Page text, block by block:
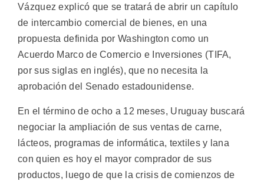
Vázquez explicó que se tratará de abrir un capítulo
de intercambio comercial de bienes, en una
propuesta definida por Washington como un
Acuerdo Marco de Comercio e Inversiones (TIFA,
por sus siglas en inglés), que no necesita la
aprobación del Senado estadounidense.
En el término de ocho a 12 meses, Uruguay buscará
negociar la ampliación de sus ventas de carne,
lácteos, programas de informática, textiles y lana
con quien es hoy el mayor comprador de sus
productos, luego de que la crisis de comienzos de